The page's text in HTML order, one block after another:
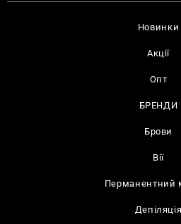
Новинки
Акції
Опт
БРЕНДИ
Брови
Вії
Перманентний
Депіляція